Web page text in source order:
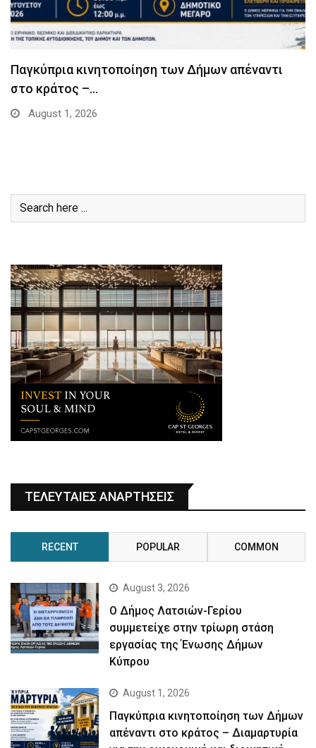
Παγκύπρια κινητοποίηση των Δήμων απέναντι
στο κράτος –…
August 1, 2026
ΤΕΛΕΥΤΑΙΕΣ ΑΝΑΡΤΗΣΕΙΣ
RECENT POPULAR COMMON
August 3, 2026
Ο Δήμος Λατσιών-Γερίου
συμμετείχε στην τρίωρη στάση
εργασίας της Ένωσης Δήμων
Κύπρου
August 1, 2026
Παγκύπρια κινητοποίηση των Δήμων
απέναντι στο κράτος – Διαμαρτυρία